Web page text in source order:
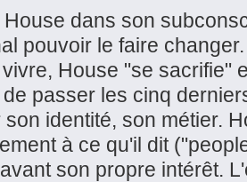
dans son
pouvoir le faire
House "se sacrifie"
passer les cinq
identité, son métier.
à ce qu'il dit
son propre intérêt.